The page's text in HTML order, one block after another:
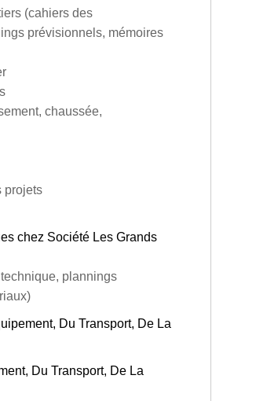
(cahiers des
prévisionnels, mémoires
chaussée,
projets
chez Société Les Grands
plannings
Du Transport, De La
Du Transport, De La